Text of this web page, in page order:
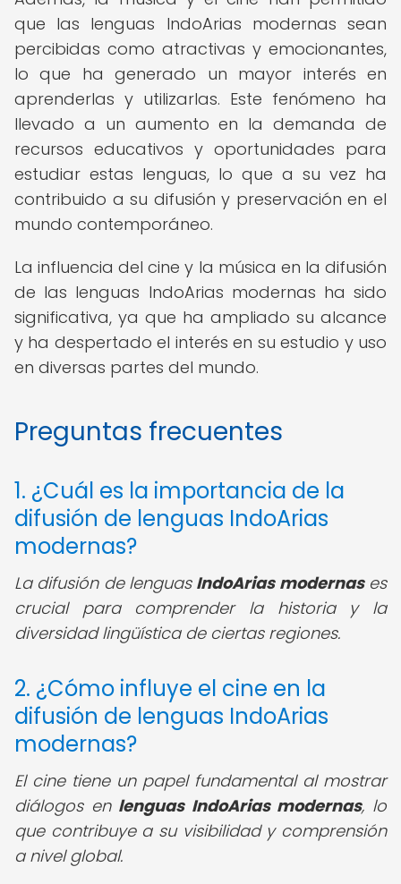
que las lenguas IndoArias modernas sean
percibidas como atractivas y emocionantes,
lo que ha generado un mayor interés en
aprenderlas y utilizarlas. Este fenómeno ha
llevado a un aumento en la demanda de
recursos educativos y oportunidades para
estudiar estas lenguas, lo que a su vez ha
contribuido a su difusión y preservación en el
mundo contemporáneo.
La influencia del cine y la música en la difusión
de las lenguas IndoArias modernas ha sido
significativa, ya que ha ampliado su alcance
y ha despertado el interés en su estudio y uso
en diversas partes del mundo.
Preguntas frecuentes
1. ¿Cuál es la importancia de la
difusión de lenguas IndoArias
modernas?
La difusión de lenguas IndoArias modernases
crucial para comprender la historia y la
diversidad lingüística de ciertas regiones.
2. ¿Cómo influye el cine en la
difusión de lenguas IndoArias
modernas?
El cine tiene un papel fundamental al mostrar
diálogos en lenguas IndoArias modernas, lo
que contribuye a su visibilidad y comprensión
a nivel global.